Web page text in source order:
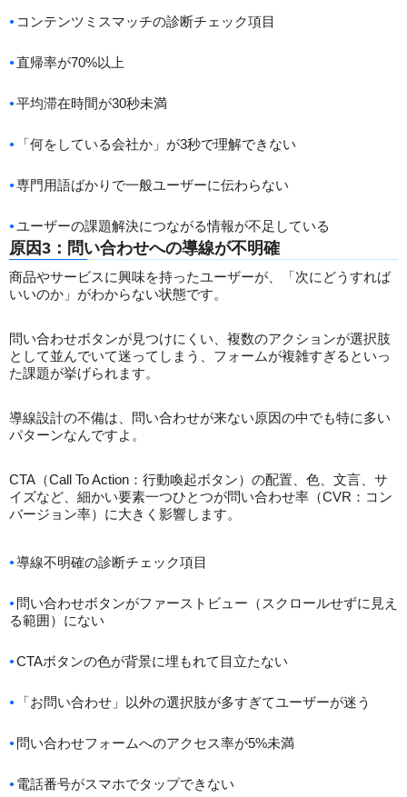
コンテンツミスマッチの診断チェック項目
直帰率が70%以上
平均滞在時間が30秒未満
「何をしている会社か」が3秒で理解できない
専門用語ばかりで一般ユーザーに伝わらない
ユーザーの課題解決につながる情報が不足している
原因3：問い合わせへの導線が不明確
商品やサービスに興味を持ったユーザーが、「次にどうすれば
いいのか」がわからない状態です。
問い合わせボタンが見つけにくい、複数のアクションが選択肢
として並んでいて迷ってしまう、フォームが複雑すぎるといっ
た課題が挙げられます。
導線設計の不備は、問い合わせが来ない原因の中でも特に多い
パターンなんですよ。
CTA（Call To Action：行動喚起ボタン）の配置、色、文言、サ
イズなど、細かい要素一つひとつが問い合わせ率（CVR：コン
バージョン率）に大きく影響します。
導線不明確の診断チェック項目
問い合わせボタンがファーストビュー（スクロールせずに見え
る範囲）にない
CTAボタンの色が背景に埋もれて目立たない
「お問い合わせ」以外の選択肢が多すぎてユーザーが迷う
問い合わせフォームへのアクセス率が5%未満
電話番号がスマホでタップできない